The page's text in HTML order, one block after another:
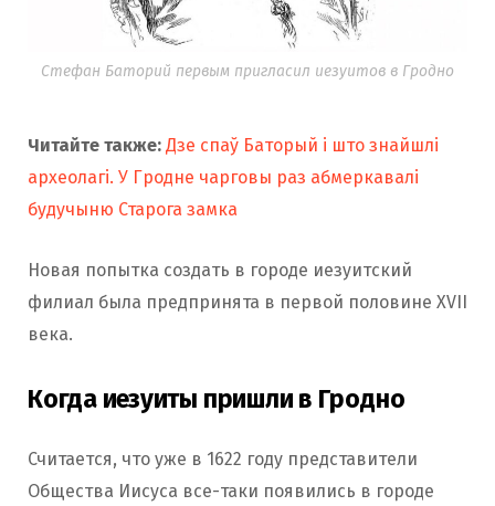
Стефан Баторий первым пригласил иезуитов в Гродно
Читайте также: Дзе спаў Баторый і што знайшлі
археолагі. У Гродне чарговы раз абмеркавалі
будучыню Старога замка
Новая попытка создать в городе иезуитский
филиал была предпринята в первой половине XVII
века.
Когда иезуиты пришли в Гродно
Считается, что уже в 1622 году представители
Общества Иисуса все-таки появились в городе